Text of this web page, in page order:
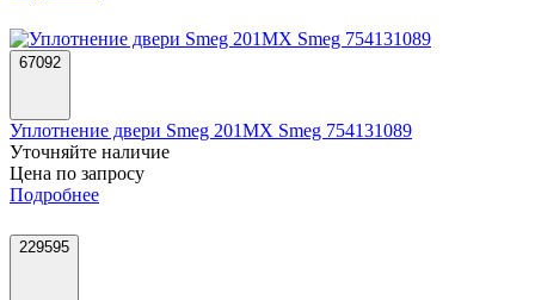
67092
Уплотнение двери Smeg 201MX Smeg 754131089
Уточняйте наличие
Цена по запросу
Подробнее
229595